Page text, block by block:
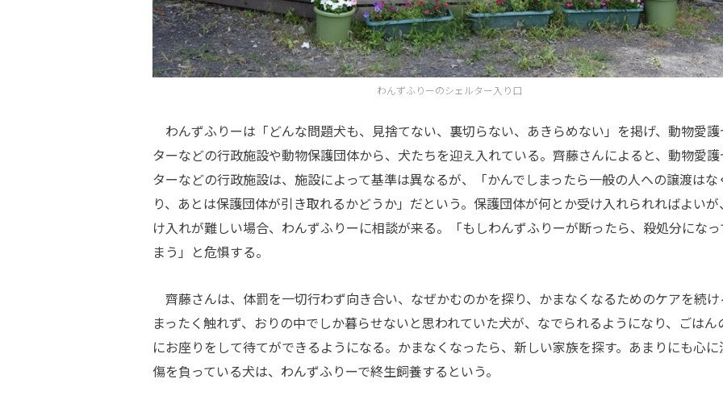
わんずふりーのシェルター入り口
わんずふりーは「どんな問題犬も、見捨てない、裏切らない、あきらめない」を掲げ、動物愛護
ターなどの行政施設や動物保護団体から、犬たちを迎え入れている。齊藤さんによると、動物愛護
ターなどの行政施設は、施設によって基準は異なるが、「かんでしまったら一般の人への譲渡はな
り、あとは保護団体が引き取れるかどうか」だという。保護団体が何とか受け入れられればよいが
け入れが難しい場合、わんずふりーに相談が来る。「もしわんずふりーが断ったら、殺処分になっ
まう」と危惧する。
齊藤さんは、体罰を一切行わず向き合い、なぜかむのかを探り、かまなくなるためのケアを続け
まったく触れず、おりの中でしか暮らせないと思われていた犬が、なでられるようになり、ごはん
にお座りをして待てができるようになる。かまなくなったら、新しい家族を探す。あまりにも心に
傷を負っている犬は、わんずふりーで終生飼養するという。